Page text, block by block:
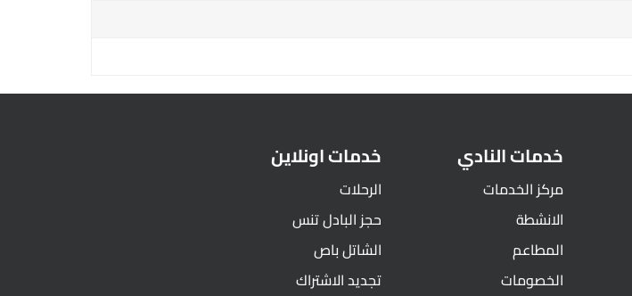
خدمات النادي
مركز الخدمات
الانشطة
المطاعم
الخصومات
خدمات اونلاين
الرحلات
حجز البادل تنس
الشاتل باص
تجديد الاشتراك